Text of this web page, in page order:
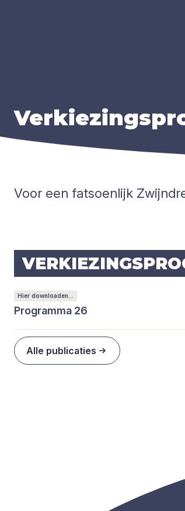
Voor een fatsoenlijk
Hier downloaden...
Programma 26
Alle publicaties